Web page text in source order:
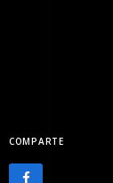
COMPARTE